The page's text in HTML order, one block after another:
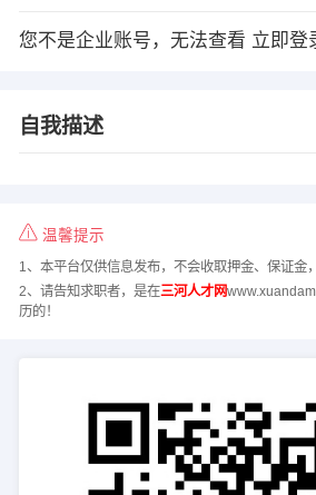
您不是企业账号，无法查看 立即登
自我描述
温馨提示
1、本平台仅供信息发布，不会收取押金、保证金
2、请告知求职者，是在三河人才网
历的！